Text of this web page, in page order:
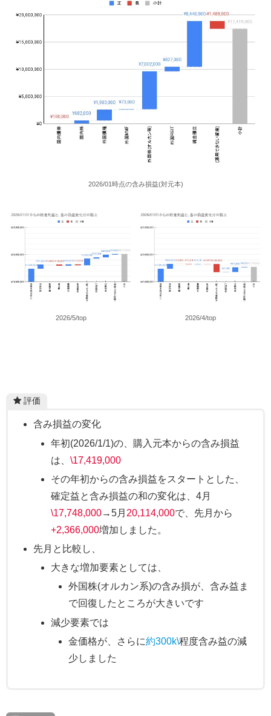
2026/01時点の含み損益(対元本)
2026/5/top 2026/4/top
評価
含み損益の変化
年初(2026/1/1)の、購入元本からの含み損益
は、\17,419,000
その年初からの含み損益をスタートとした、
確定益と含み損益の和の変化は、4月
\17,748,000→5月 20,114,000で、先月から
+2,366,000増加しました。
先月と比較し、
大きな増加要素としては、
外国株(オルカン系)の含み損が、含み益ま
で回復したところが大きいです
減少要素では
金価格が、さらに約300k\程度含み益の減
少しました